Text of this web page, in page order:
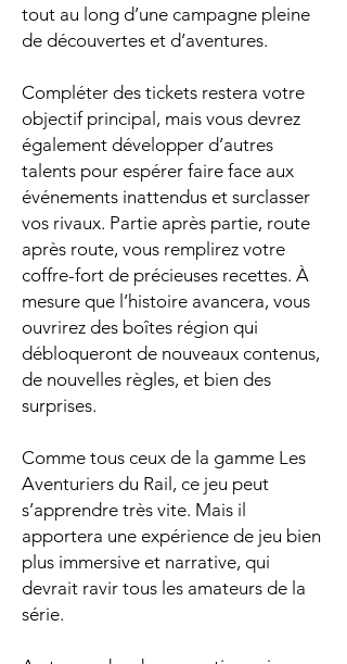
tout au long d’une campagne pleine
de découvertes et d’aventures.
Compléter des tickets restera votre
objectif principal, mais vous devrez
également développer d’autres
talents pour espérer faire face aux
événements inattendus et surclasser
vos rivaux. Partie après partie, route
après route, vous remplirez votre
coffre-fort de précieuses recettes. À
mesure que l’histoire avancera, vous
ouvrirez des boîtes région qui
débloqueront de nouveaux contenus,
de nouvelles règles, et bien des
surprises.
Comme tous ceux de la gamme Les
Aventuriers du Rail, ce jeu peut
s’apprendre très vite. Mais il
apportera une expérience de jeu bien
plus immersive et narrative, qui
devrait ravir tous les amateurs de la
série.